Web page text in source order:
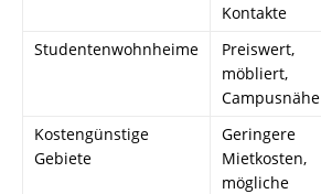
Kontakte
Studentenwohnheime
Preiswert,
möbliert,
Campusnähe
Kostengünstige
Gebiete
Geringere
Mietkosten,
mögliche